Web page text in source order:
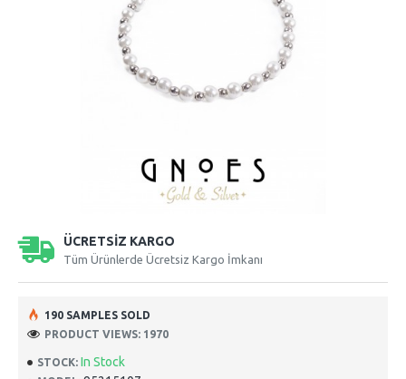
ÜCRETSİZ KARGO
Tüm Ürünlerde Ücretsiz Kargo İmkanı
STOCK: In Stock
190 SAMPLES SOLD
PRODUCT VIEWS: 1970